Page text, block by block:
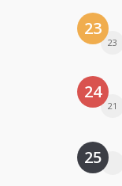
23
23
24
21
25